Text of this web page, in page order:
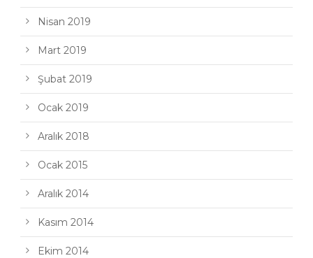
Nisan 2019
Mart 2019
Şubat 2019
Ocak 2019
Aralık 2018
Ocak 2015
Aralık 2014
Kasım 2014
Ekim 2014